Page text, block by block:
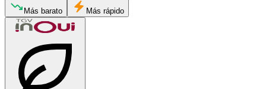
Paris
Más barato Más rápido